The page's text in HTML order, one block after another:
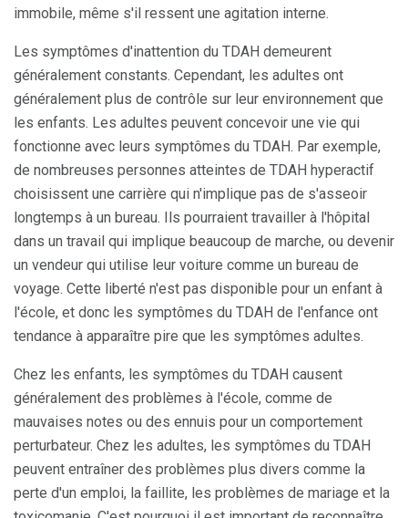
immobile, même s'il ressent une agitation interne.
Les symptômes d'inattention du TDAH demeurent
généralement constants. Cependant, les adultes ont
généralement plus de contrôle sur leur environnement que
les enfants. Les adultes peuvent concevoir une vie qui
fonctionne avec leurs symptômes du TDAH. Par exemple,
de nombreuses personnes atteintes de TDAH hyperactif
choisissent une carrière qui n'implique pas de s'asseoir
longtemps à un bureau. Ils pourraient travailler à l'hôpital
dans un travail qui implique beaucoup de marche, ou devenir
un vendeur qui utilise leur voiture comme un bureau de
voyage. Cette liberté n'est pas disponible pour un enfant à
l'école, et donc les symptômes du TDAH de l'enfance ont
tendance à apparaître pire que les symptômes adultes.
Chez les enfants, les symptômes du TDAH causent
généralement des problèmes à l'école, comme de
mauvaises notes ou des ennuis pour un comportement
perturbateur. Chez les adultes, les symptômes du TDAH
peuvent entraîner des problèmes plus divers comme la
perte d'un emploi, la faillite, les problèmes de mariage et la